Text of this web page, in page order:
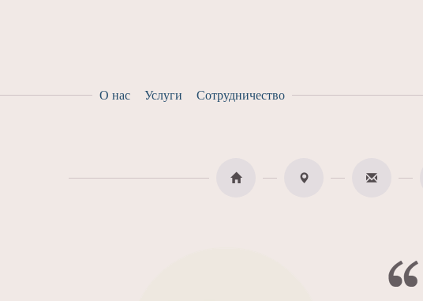
О нас Услуги Сотрудничество